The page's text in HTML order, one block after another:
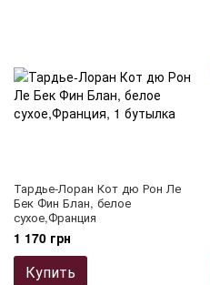
Тардье-Лоран Кот дю Рон Ле
Бек Фин Блан, белое
сухое,Франция
1 170 грн
Купить